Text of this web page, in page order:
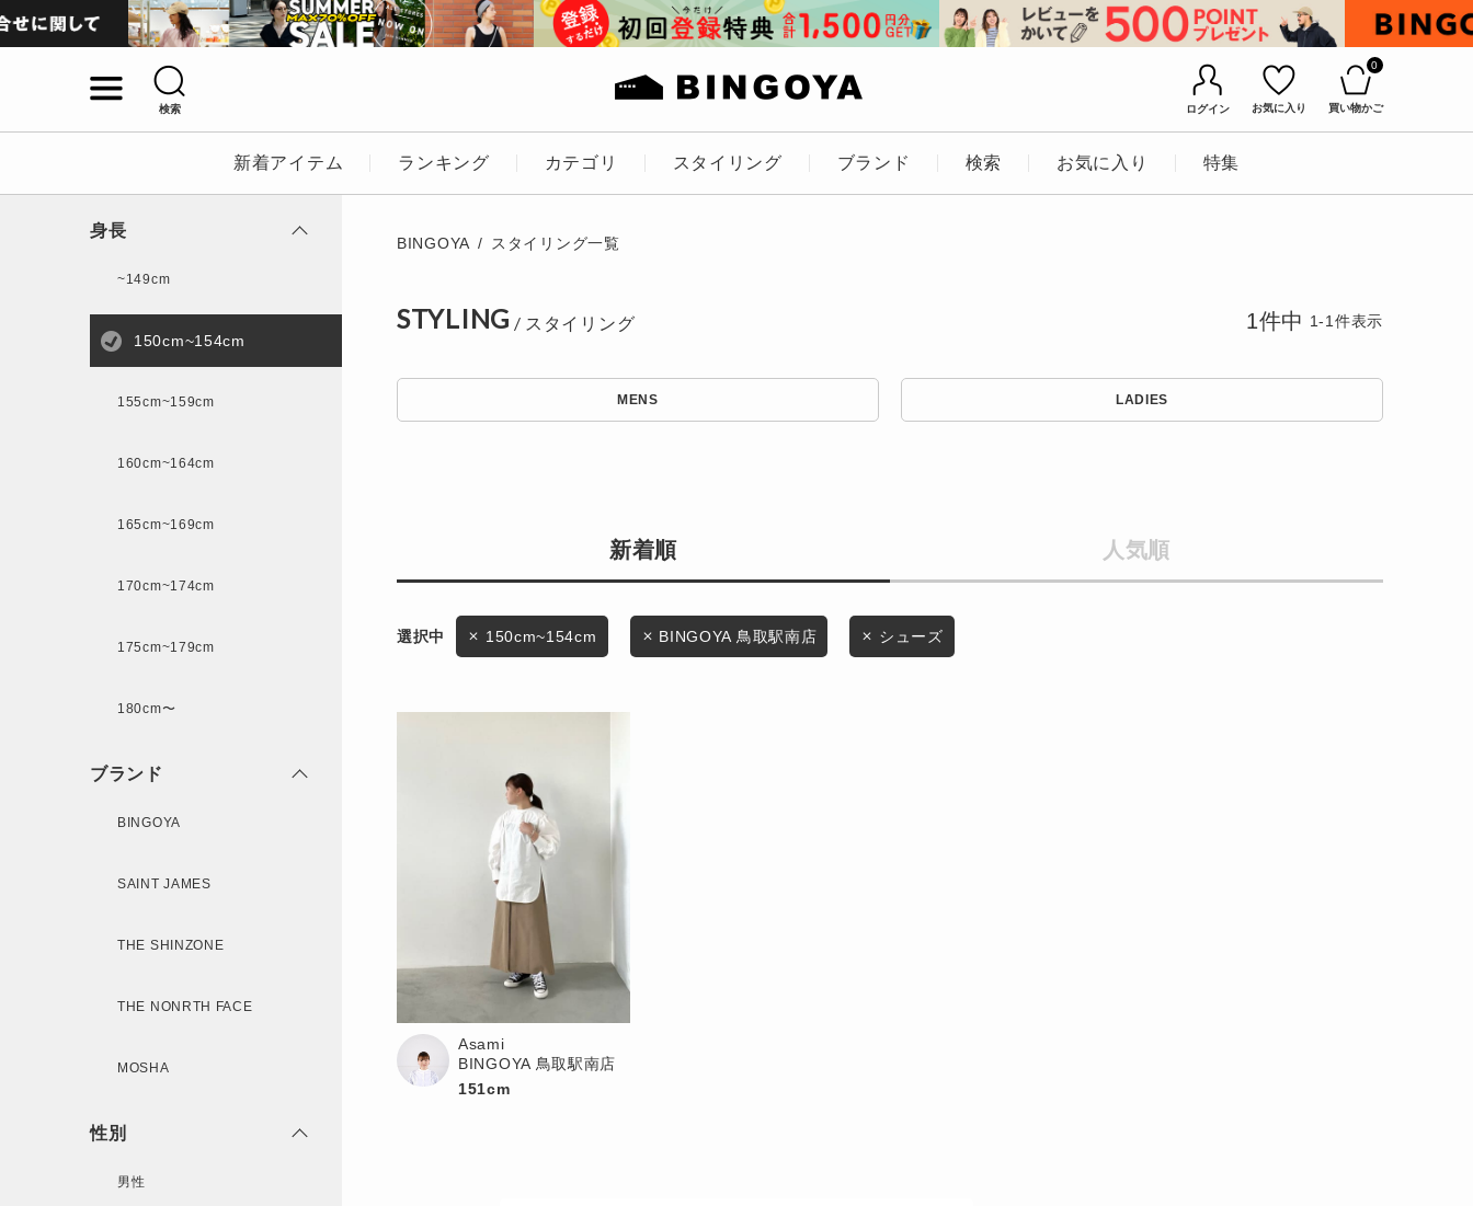
検索 ログイン お気に入り
0
買い物かご
新着アイテム ランキング カテゴリ スタイリング ブランド 検索 お気に入り 特集
アイテムを探す
ブランドから探す
履き比べ可能商品から探す
BINGOYAについて
ギフトカード
キーワード
LADIES KIDS
価格
セール価格
身長
~149cm
150cm~154cm
155cm~159cm
160cm~164cm
165cm~169cm
170cm~174cm
175cm~179cm
180cm〜
ブランド
BINGOYA
SAINT JAMES
THE SHINZONE
THE NONRTH FACE
MOSHA
性別
男性
BINGOYA スタイリング一覧
STYLING
MENS LADIES
新着順 人気順
1件中 1-1件表示
150cm~154cm BINGOYA 鳥取駅南店 シューズ
Asami
BINGOYA 鳥取駅南店
151cm